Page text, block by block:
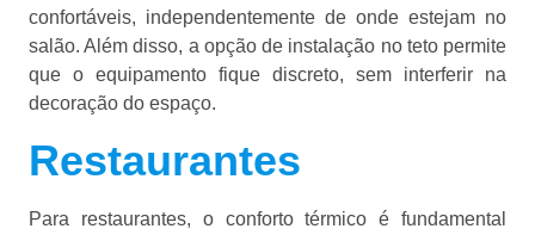
confortáveis, independentemente de onde estejam no
salão. Além disso, a opção de instalação no teto permite
que o equipamento fique discreto, sem interferir na
decoração do espaço.
Restaurantes
Para restaurantes, o conforto térmico é fundamental